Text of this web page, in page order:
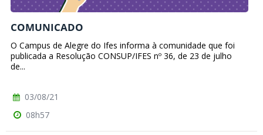
COMUNICADO
O Campus de Alegre do Ifes informa à comunidade que foi
publicada a Resolução CONSUP/IFES nº 36, de 23 de julho
de...
03/08/21
08h57